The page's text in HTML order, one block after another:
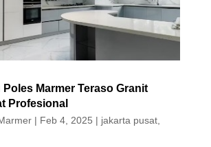
Marmer Teraso Granit
Profesional
| Feb 4, 2025 | jakarta pusat,